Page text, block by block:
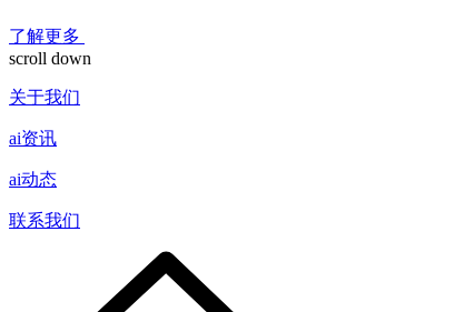
了解更多
scroll down
关于我们
ai资讯
ai动态
联系我们